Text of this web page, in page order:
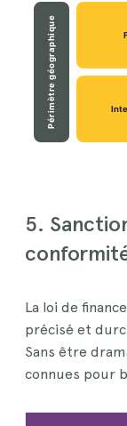
Périmètre géographique
5.
La loi de
précisé et
Sans être
connues pour